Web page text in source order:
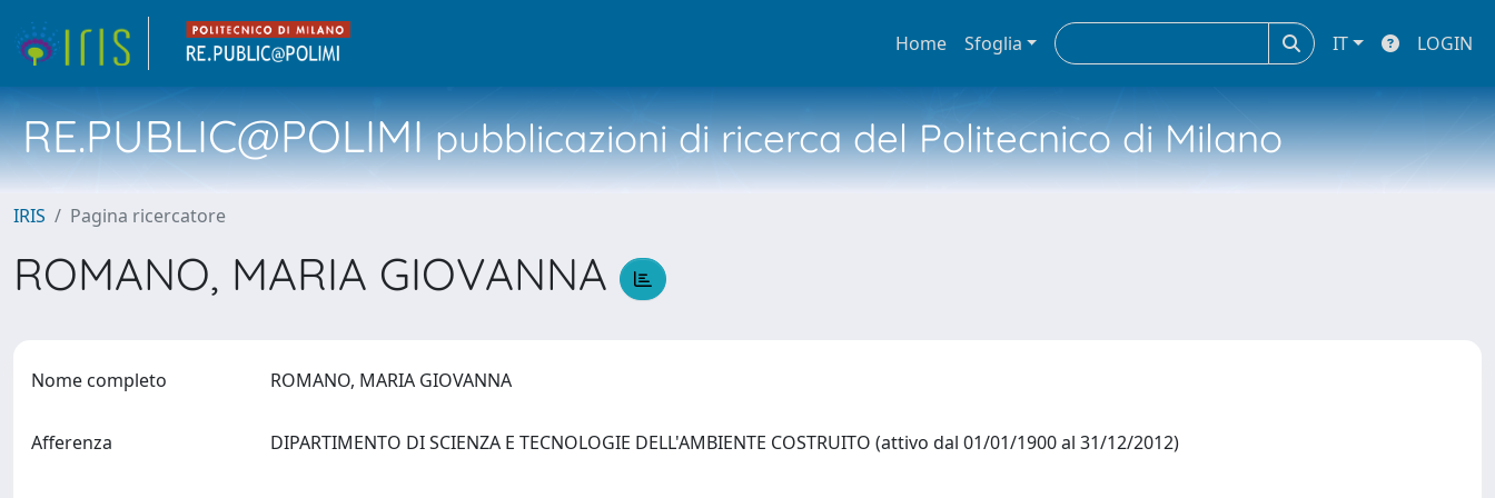
Home Sfoglia IT LOGIN
RE.PUBLIC@POLIMIpubblicazioni di ricerca del Politecnico di Milano
IRIS Pagina ricercatore
ROMANO, MARIA GIOVANNA
Nome completo ROMANO, MARIA GIOVANNA
Afferenza DIPARTIMENTO DI SCIENZA E TECNOLOGIE DELL'AMBIENTE COSTRUITO (attivo dal 01/01/1900 al 31/12/2012)